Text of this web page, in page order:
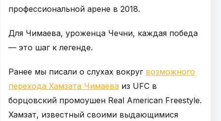
профессиональной арене в 2018.
Для Чимаева, уроженца Чечни, каждая победа
— это шаг к легенде.
Ранее мы писали о слухах вокруг возможного
перехода Хамзата Чимаева из UFC в
борцовский промоушен Real American Freestyle.
Хамзат, известный своими выдающимися